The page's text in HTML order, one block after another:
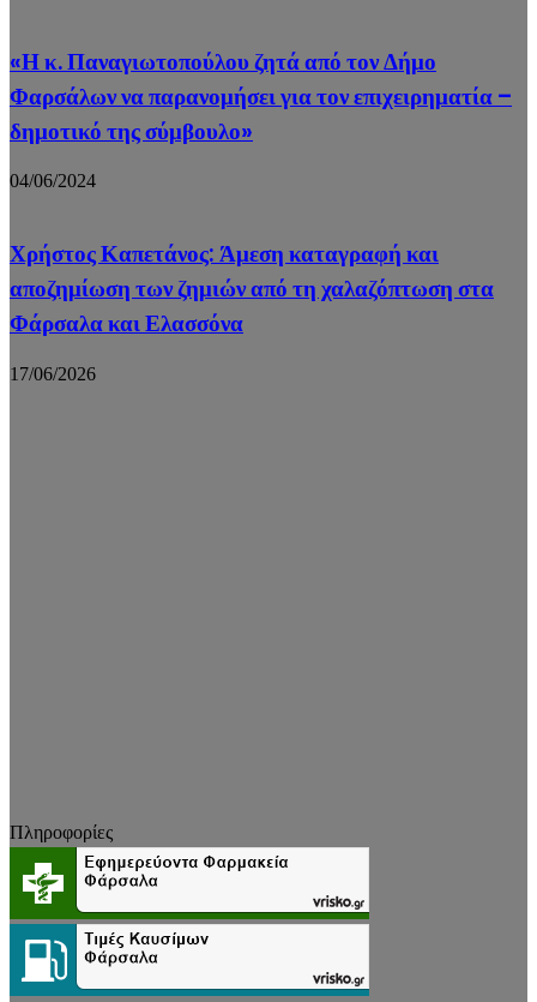
«Η κ. Παναγιωτοπούλου ζητά από τον Δήμο
Φαρσάλων να παρανομήσει για τον επιχειρηματία –
δημοτικό της σύμβουλο»
04/06/2024
Χρήστος Καπετάνος: Άμεση καταγραφή και
αποζημίωση των ζημιών από τη χαλαζόπτωση στα
Φάρσαλα και Ελασσόνα
17/06/2026
Πληροφορίες